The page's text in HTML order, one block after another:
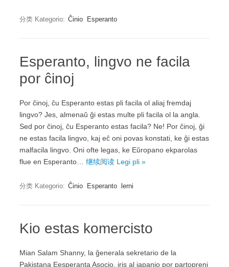
分类 Kategorio: Ĉinio Esperanto
Esperanto, lingvo ne facila
por ĉinoj
Por ĉinoj, ĉu Esperanto estas pli facila ol aliaj fremdaj
lingvo? Jes, almenaŭ ĝi estas multe pli facila ol la angla.
Sed por ĉinoj, ĉu Esperanto estas facila? Ne! Por ĉinoj, ĝi
ne estas facila lingvo, kaj eĉ oni povas konstati, ke ĝi estas
malfacila lingvo. Oni ofte legas, ke Eŭropano ekparolas
flue en Esperanto… 继续阅读 Legi pli »
分类 Kategorio: Ĉinio Esperanto lerni
Kio estas komercisto
Mian Salam Shanny, la ĝenerala sekretario de la
Pakistana Eesperanta Asocio, iris al japanio por partopreni